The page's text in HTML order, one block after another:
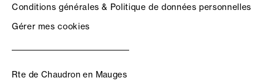
Conditions générales & Politique de données personnelles
Gérer mes cookies
Rte de Chaudron en Mauges